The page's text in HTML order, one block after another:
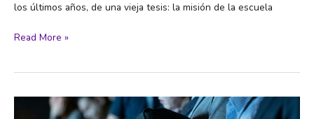
los últimos años, de una vieja tesis: la misión de la escuela
Educar
por
Read More »